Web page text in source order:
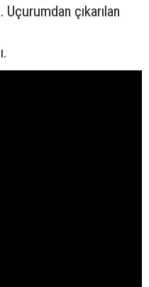
çıkarılan